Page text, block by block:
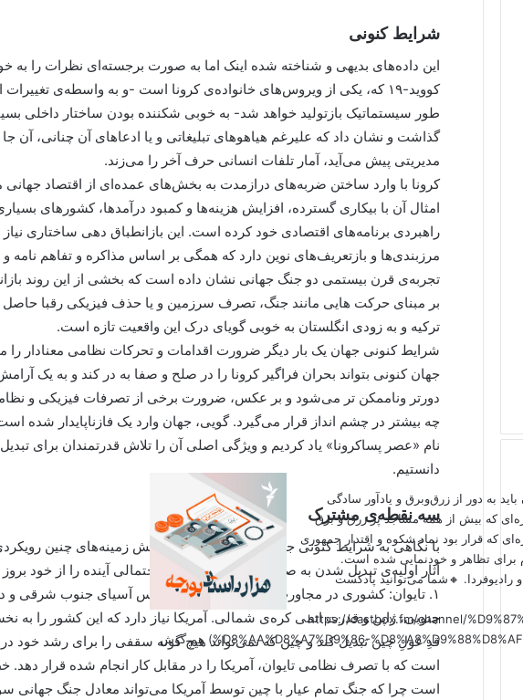
شرایط کنونی
این داده‌های بدیهی و شناخته شده اینک اما به صورت برجسته‌ای نظرات را به
کووید-۱۹ که، یکی از ویروس‌های خانواده‌ی کرونا است -و به واسطه‌ی
طور سیستماتیک بازتولید خواهد شد- به خوبی شکننده بودن ساختار داخلی
گذاشت و نشان داد که علیرغم هیاهوهای تبلیغاتی و یا ادعاهای آن چنانی، آن
مدیریتی پیش می‌آید، آمار تلفات انسانی حرف آخر را می‌زند.
کرونا با وارد ساختن ضربه‌های درازمدت به بخش‌های عمده‌ای از اقتصاد جهانی
امثال آن با بیکاری گسترده، افزایش هزینه‌ها و کمبود درآمدها، کشورهای
راهبردی برنامه‌های اقتصادی خود کرده است. این بازانطباق دهی ساختاری
مرزبندی‌ها و بازتعریف‌های نوین دارد که همگی بر اساس مذاکره و تفاهم نامه
تجربه‌ی قرن بیستمی دو جنگ جهانی نشان داده است که بخشی از این روند
بر مبنای حرکت هایی مانند جنگ، تصرف سرزمین و یا حذف فیزیکی رقبا
ترکیه و به زودی انگلستان به خوبی گویای درک این واقعیت تازه است.
شرایط کنونی جهان یک بار دیگر ضرورت اقدامات و تحرکات نظامی معنادار
جهان کنونی بتواند بحران فراگیر کرونا را در صلح و صفا به در کند و به یک
دورتر وناممکن تر می‌شود و بر عکس، ضرورت برخی از تصرفات فیزیکی و
چه بیشتر در چشم انداز قرار می‌گیرد. گویی، جهان وارد یک فازناپایدار شده
نام «عصر پساکرونا» یاد کردیم و ویژگی اصلی آن را تلاش قدرتمندان برای
دانستیم.
سه نقطه‌ی مشترک
با نگاهی به شرایط کنونی جهان می‌توانیم به خوبی پیش زمینه‌های چنین
آثار اولیه‌ی تبدیل شدن به صحنه‌ی نبردهای نظامی احتمالی آینده را از خود
۱. تایوان: کشوری در مجاورت چین در منطقه‌ی حساس آسیای جنوب شرقی و
جنوبی، ژاپن و قدرت اتمی کره‌ی شمالی. آمریکا نیاز دارد که این کشور را به
قدِ غولِ چین تبدیل کند و چین که نمی‌تواند هیچ گونه سقفی را برای رشد خود
است که با تصرف نظامی تایوان، آمریکا را در مقابل کار انجام شده قرار
است چرا که جنگ تمام عیار با چین توسط آمریکا می‌تواند معادل جنگ جهانی
باید به دور از زرق‌وبرق و یادآور سادگی
که بیش از همه مساجد پر زرق و برق
که قرار بود نماد شکوه و اقتدار جمهوری
برای تظاهر و خودنمایی شده است.
🔸شما می‌توانید پادکست
(https://castbox.fm/channel/
%D8%AA%D8%A7%D9%86-%D8%A8%D9%88%D8%AF%D8%AC%D9%87-id6179207?country=us&nojump=1) هم گوش